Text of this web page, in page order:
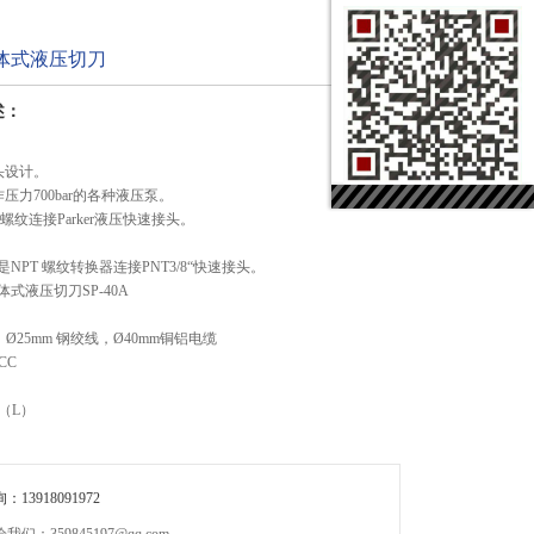
式液压切刀
计。
力700bar的各种液压泵。
纹连接Parker液压快速接头。
NPT 螺纹转换器连接PNT3/8“快速接头。
式液压切刀SP-40A
Ø25mm 钢绞线，Ø40mm铜铝电缆
L）
：13918091972